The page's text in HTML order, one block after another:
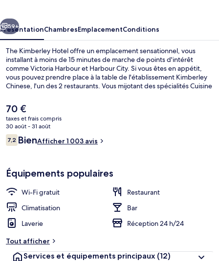
Suivant
59+
PrésentationChambresEmplacementConditions
The Kimberley Hotel offre un emplacement sensationnel, vous
installant à moins de 15 minutes de marche de points d'intérêt
comme Victoria Harbour et Harbour City. Si vous êtes en appétit,
vous pouvez prendre place à la table de l'établissement Kimberley
Chinese, l'un des 2 restaurants. Vous mijotant des spécialités Cuisine
minutes en voiture, vous trouverez aussi des sites comme Quartier
commerçant de Nathan Road et Kowloon Bay.
Le
prix
actuel
est
de
70 €
taxes et frais compris
30 août - 31 août
Avis
voyageurs
7,27,2 sur 10
BienAfficher 1 003 avis
Équipements populaires
Wi-Fi gratuit
Restaurant
Climatisation
Bar
Laverie
Réception 24 h/24
Tout afficher
Services et équipements principaux (12)